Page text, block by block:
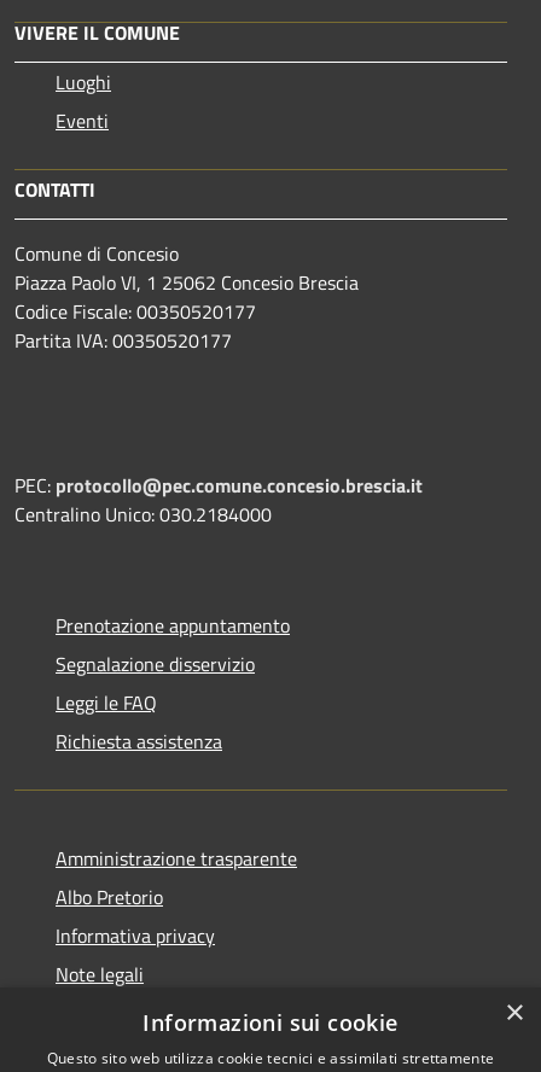
VIVERE IL COMUNE
Luoghi
Eventi
CONTATTI
Comune di Concesio
Piazza Paolo VI, 1 25062 Concesio Brescia
Codice Fiscale: 00350520177
Partita IVA: 00350520177
PEC: protocollo@pec.comune.concesio.brescia.it
Centralino Unico: 030.2184000
Prenotazione appuntamento
Segnalazione disservizio
Leggi le FAQ
Richiesta assistenza
Amministrazione trasparente
Albo Pretorio
Informativa privacy
Note legali
Dichiarazione di accessibilità
×
Informazioni sui cookie
Questo sito web utilizza cookie tecnici e assimilati strettamente